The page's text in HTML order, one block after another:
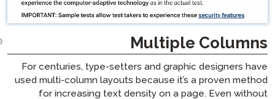
For centuries, type-setters
used multi-column layouts
for increasing text density